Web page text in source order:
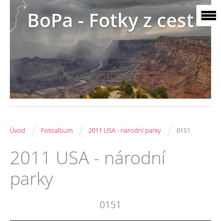
BoPa - Fotky z cest
Úvod / Fotoalbum / 2011 USA - národní parky / 0151
2011 USA - národní
parky
0151